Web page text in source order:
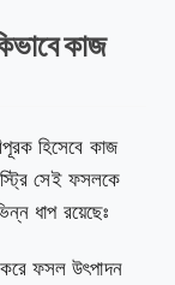
কাজ
হিসেবে কাজ
সেই ফসলকে
ধাপ রয়েছেঃ
ফসল উৎপাদন